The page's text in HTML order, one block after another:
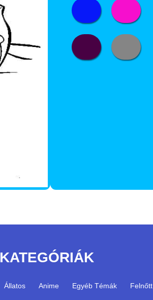
KATEGÓRIÁK
Állatos Anime Egyéb Témák Felnőtt